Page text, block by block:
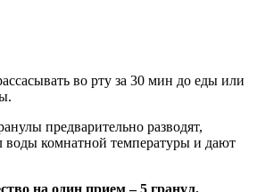
во рту за 30 мин до еды или
предварительно разводят,
воды комнатной температуры и дают